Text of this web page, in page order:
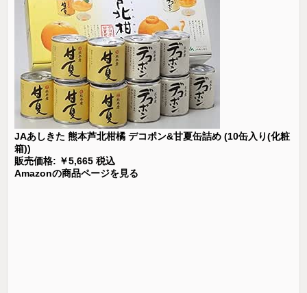
JAあしきた 熊本芦北柑橘 デコポン&甘夏缶詰め (10缶入り(化粧
箱))
販売価格: ￥5,665 税込
Amazonの商品ページを見る